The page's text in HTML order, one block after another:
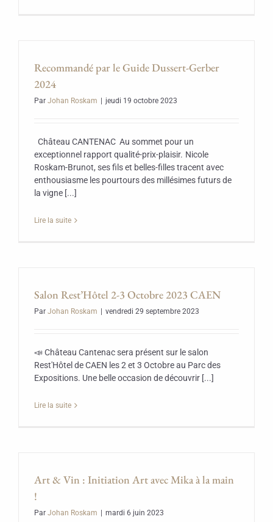
Recommandé par le Guide Dussert-Gerber
2024
Par Johan Roskam jeudi 19 octobre 2023
Château CANTENAC Au sommet pour un
exceptionnel rapport qualité-prix-plaisir. Nicole
Roskam-Brunot, ses fils et belles-filles tracent avec
enthousiasme les pourtours des millésimes futurs de
la vigne [...]
Lire la suite
Salon Rest’Hôtel 2-3 Octobre 2023 CAEN
Par Johan Roskam vendredi 29 septembre 2023
📣 Château Cantenac sera présent sur le salon
Rest'Hôtel de CAEN les 2 et 3 Octobre au Parc des
Expositions. Une belle occasion de découvrir [...]
Lire la suite
Art & Vin : Initiation Art avec Mika à la main
!
Par Johan Roskam mardi 6 juin 2023